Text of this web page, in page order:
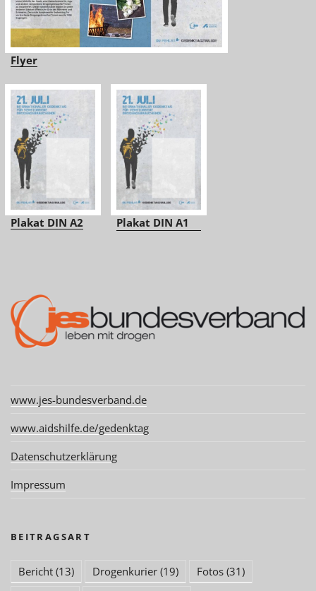
Flyer
Plakat DIN A2 Plakat DIN A1
www.jes-bundesverband.de
www.aidshilfe.de/gedenktag
Datenschutzerklärung
Impressum
BEITRAGSART
Bericht (13) Drogenkurier (19) Fotos (31)